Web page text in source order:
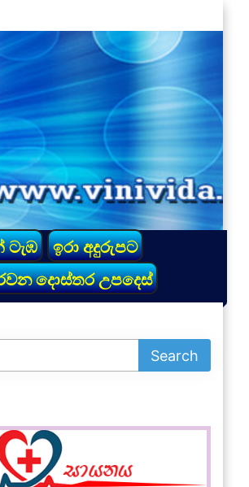
ටැඹ
ඉරා අදුරුපට
දොස්තර උපදෙස්